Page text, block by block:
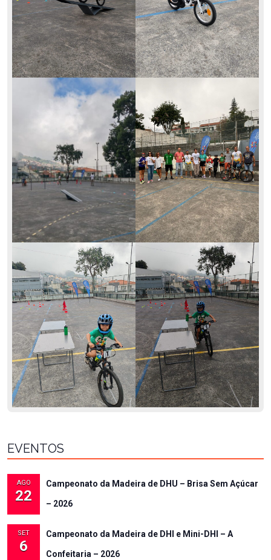
EVENTOS
AGO
22
Campeonato da Madeira de DHU – Brisa Sem Açúcar
– 2026
SET
6
Campeonato da Madeira de DHI e Mini-DHI – A
Confeitaria – 2026